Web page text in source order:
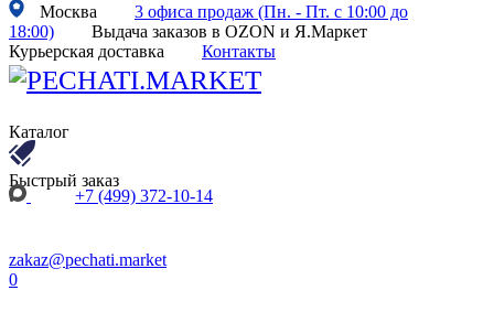
Москва
3 офиса продаж (Пн. - Пт. с 10:00 до
18:00)
Выдача заказов в OZON и Я.Маркет
Курьерская доставка
Контакты
Каталог
Быстрый заказ
+7 (499) 372-10-14
zakaz@pechati.market
0